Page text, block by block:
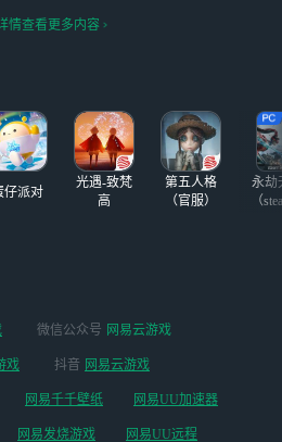
以
女
上
养
一旦下定决心就会
立
情查看更多内容
仔派对
光遇-致梵
高
第五人格
（官服）
永劫
（
微信公众号 网易云游戏
戏 抖音 网易云游戏
网易千千壁纸 网易UU加速器
网易发烧游戏 网易UU远程